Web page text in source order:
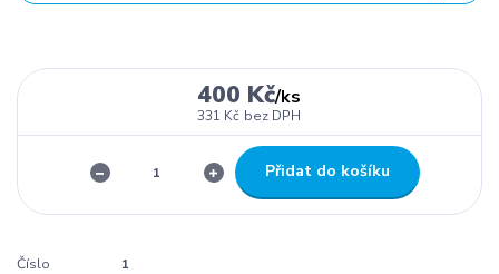
400 Kč/ks
331 Kč bez DPH
Přidat do košíku
Číslo
1